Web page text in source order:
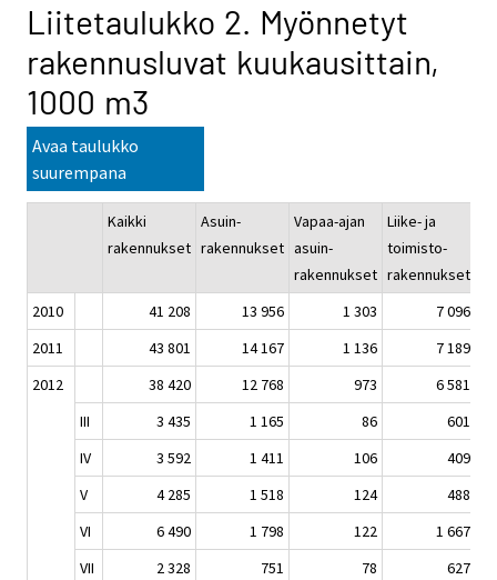
Liitetaulukko 2. Myönnetyt
rakennusluvat kuukausittain,
1000 m3
Avaa taulukko
suurempana
Kaikki
rakennukset
Asuin-
rakennukset
Vapaa-ajan
asuin-
rakennukset
Liike- ja
toimisto-
rakennukset
2010
41 208 13 956 1 303
7 096
2011
43 801 14 167 1 136
7 189
2012
38 420 12 768 973
6 581
III
3 435 1 165 86
601
IV
3 592 1 411 106
409
V
4 285 1 518 124
488
VI
6 490 1 798 122
1 667
VII
2 328 751 78
627